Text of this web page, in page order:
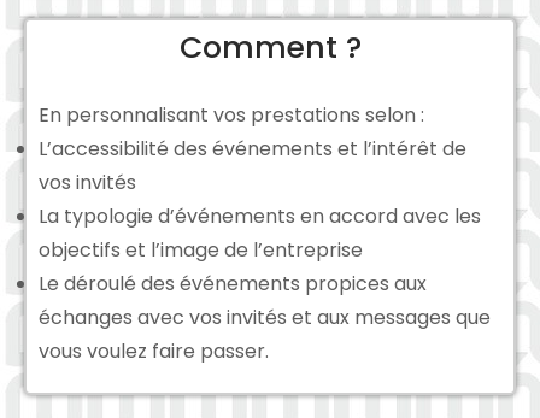
Comment ?
En personnalisant vos prestations selon :
L’accessibilité des événements et l’intérêt de
vos invités
La typologie d’événements en accord avec les
objectifs et l’image de l’entreprise
Le déroulé des événements propices aux
échanges avec vos invités et aux messages que
vous voulez faire passer.